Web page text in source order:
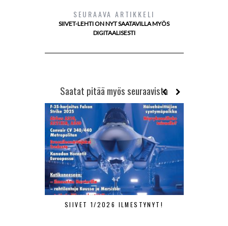
SEURAAVA ARTIKKELI
SIIVET-LEHTI ON NYT SAATAVILLA MYÖS
DIGITAALISESTI
Saatat pitää myös seuraavista
SIIVET 1/2026 ILMESTYNYT!